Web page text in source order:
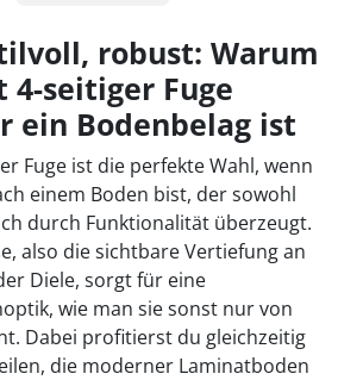
2
3
robust: Warum
seitiger Fuge
ein Bodenbelag ist
Fuge ist die perfekte Wahl, wenn
einem Boden bist, der sowohl
durch Funktionalität überzeugt.
also die sichtbare Vertiefung an
Diele, sorgt für eine
wie man sie sonst nur von
Dabei profitierst du gleichzeitig
die moderner Laminatboden